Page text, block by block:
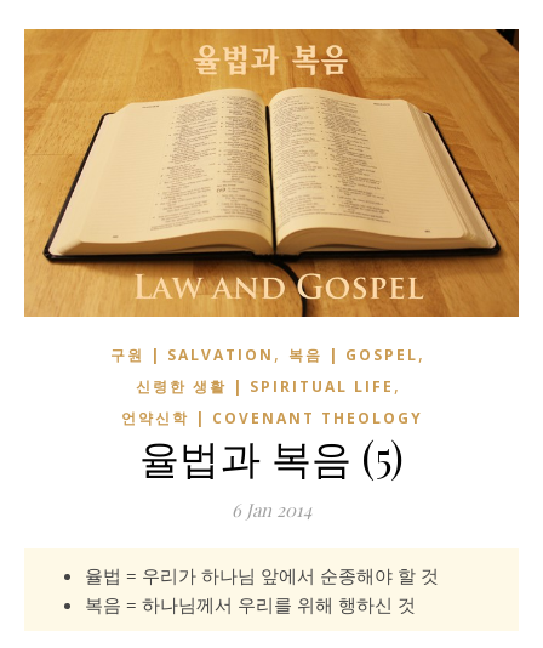
구원 | SALVATION , 복음 | GOSPEL,
신령한 생활 | SPIRITUAL LIFE ,
언약신학 | COVENANT THEOLOGY
율법과 복음 (5)
6 Jan 2014
율법 = 우리가 하나님 앞에서 순종해야 할 것
복음 = 하나님께서 우리를 위해 행하신 것